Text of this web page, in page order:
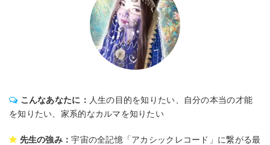
こんなあなたに： 人生の目的を知りたい、自分の本当の才能
を知りたい、家系的なカルマを知りたい
先生の強み：宇宙の全記憶「アカシックレコード」に繋がる最